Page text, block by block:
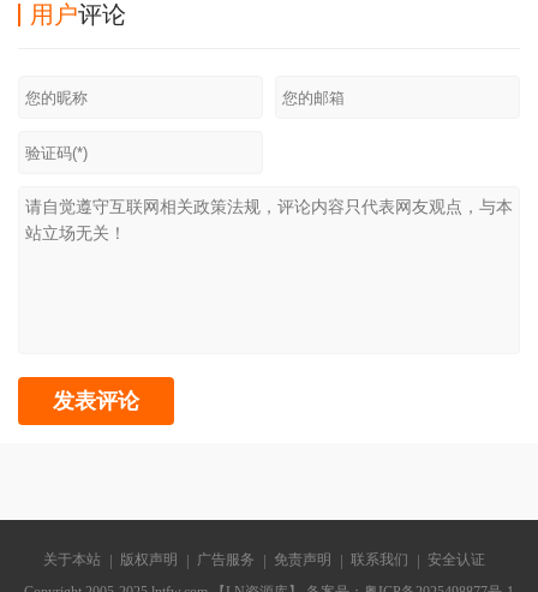
用户评论
关于本站 版权声明 广告服务 免责声明 联系我们
安全认证